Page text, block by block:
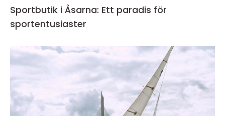
Sportbutik i Åsarna: Ett paradis för
sportentusiaster